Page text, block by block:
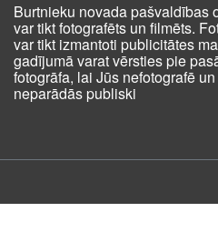
Burtnieku novada pašvaldības
var tikt fotografēts un filmēts.
var tikt izmantoti publicitātes
gadījumā varat vērsties pie
fotogrāfa, lai Jūs nefotografē
neparādās publiski